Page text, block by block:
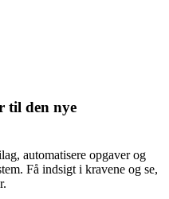
til den nye
automatisere opgaver og
Få indsigt i kravene og se,